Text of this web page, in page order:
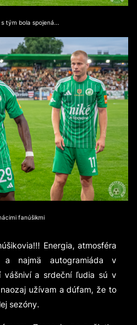
tým bola spojená...
fanúšikmi
Energia, atmosféra
a najmä autogramiáda v
vášniví a srdeční ľudia sú v
užívam a dúfam, že to
sezóny.